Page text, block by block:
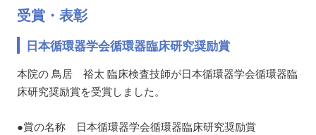
受賞・表彰
日本循環器学会循環器臨床研究奨励賞
本院の 鳥居 裕太 臨床検査技師が日本循環器学会循環器臨
床研究奨励賞を受賞しました。
●賞の名称 日本循環器学会循環器臨床研究奨励賞